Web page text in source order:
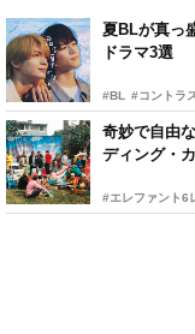
夏BLが真っ
ドラマ3選
#BL #コントラ
奇妙で自由
ディング・
#エレファント6